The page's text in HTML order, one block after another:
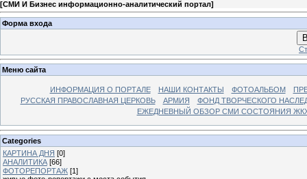
[СМИ И Бизнес информационно-аналитический портал]
Форма входа
Меню сайта
ИНФОРМАЦИЯ О ПОРТАЛЕ НАШИ КОНТАКТЫ ФОТОАЛЬБОМ
РУССКАЯ ПРАВОСЛАВНАЯ ЦЕРКОВЬ
АРМИЯ
ФОНД ТВОРЧЕСКОГО
ЕЖЕДНЕВНЫЙ ОБЗОР СМИ СОСТОЯНИЯ
Categories
КАРТИНА ДНЯ [0]
АНАЛИТИКА [66]
ФОТОРЕПОРТАЖ [1]